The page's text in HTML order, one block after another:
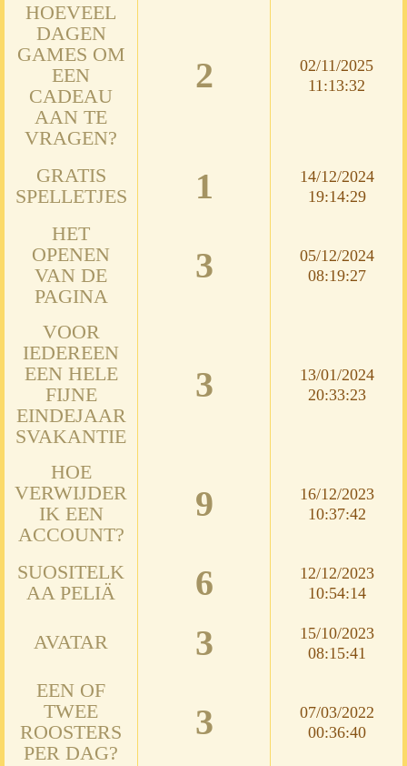
HOEVEEL
DAGEN
GAMES OM
EEN
CADEAU
AAN TE
VRAGEN?
2
02/11/2025
11:13:32
GRATIS
SPELLETJES
1
14/12/2024
19:14:29
HET
OPENEN
VAN DE
PAGINA
3
05/12/2024
08:19:27
VOOR
IEDEREEN
EEN HELE
FIJNE
EINDEJAAR
SVAKANTIE
3
13/01/2024
20:33:23
HOE
VERWIJDER
IK EEN
ACCOUNT?
9
16/12/2023
10:37:42
SUOSITELK
AA PELIÄ
6
12/12/2023
10:54:14
AVATAR 3
15/10/2023
08:15:41
EEN OF
TWEE
ROOSTERS
PER DAG?
3
07/03/2022
00:36:40